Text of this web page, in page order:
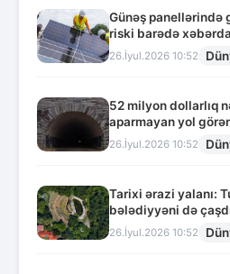
Günəş panellərində
riski barədə
26.İyul.2026 10:52
52 milyon dollarlıq
aparmayan yol
26.İyul.2026 10:52
Tarixi ərazi yalanı:
bələdiyyəni də
26.İyul.2026 10:52